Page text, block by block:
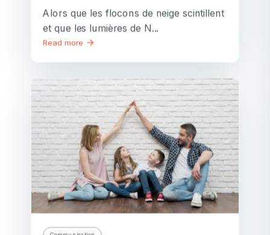
Alors que les flocons de neige scintillent
et que les lumières de N...
Read more